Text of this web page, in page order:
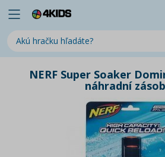
NERF Super Soaker
náhradní